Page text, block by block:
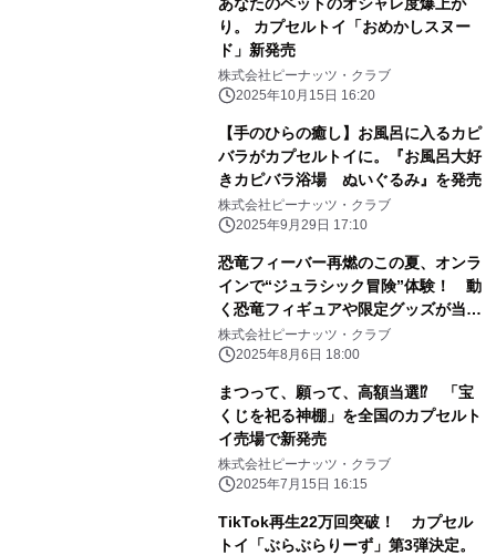
り。 カプセルトイ「おめかしスヌー
ド」新発売
株式会社ピーナッツ・クラブ
2025年10月15日 16:20
【手のひらの癒し】お風呂に入るカピ
バラがカプセルトイに。『お風呂大好
きカピバラ浴場 ぬいぐるみ』を発売
株式会社ピーナッツ・クラブ
2025年9月29日 17:10
恐竜フィーバー再燃のこの夏、オンラ
インで“ジュラシック冒険”体験！ 動
く恐竜フィギュアや限定グッズが当た
る「ジュラシック王国トレジャーく
じ」、リモチャレで販売開始
株式会社ピーナッツ・クラブ
2025年8月6日 18:00
まつって、願って、高額当選⁉ 「宝
くじを祀る神棚」を全国のカプセルト
イ売場で新発売
株式会社ピーナッツ・クラブ
2025年7月15日 16:15
TikTok再生22万回突破！ カプセル
トイ「ぶらぶらりーず」第3弾決定。